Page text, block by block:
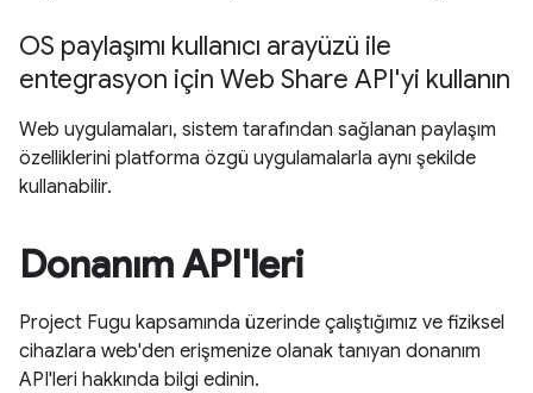
OS paylaşımı kullanıcı arayüzü ile
entegrasyon için Web Share API'yi kullanın
Web uygulamaları, sistem tarafından sağlanan paylaşım
özelliklerini platforma özgü uygulamalarla aynı şekilde
kullanabilir.
Donanım API'leri
Project Fugu kapsamında üzerinde çalıştığımız ve fiziksel
cihazlara web'den erişmenize olanak tanıyan donanım
API'leri hakkında bilgi edinin.